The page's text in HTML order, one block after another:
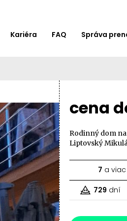
Kariéra FAQ Správa
cena
Rodinný dom
Liptovský
7 a viac
729 dní